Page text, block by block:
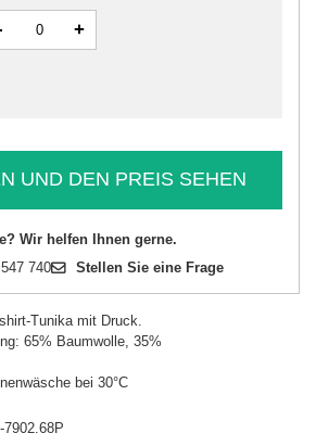
+
UND DEN PREIS SEHEN
Wir helfen Ihnen gerne.
740 Stellen Sie eine Frage
Tunika mit Druck.
65% Baumwolle, 35%
bei 30°C
7902.68P